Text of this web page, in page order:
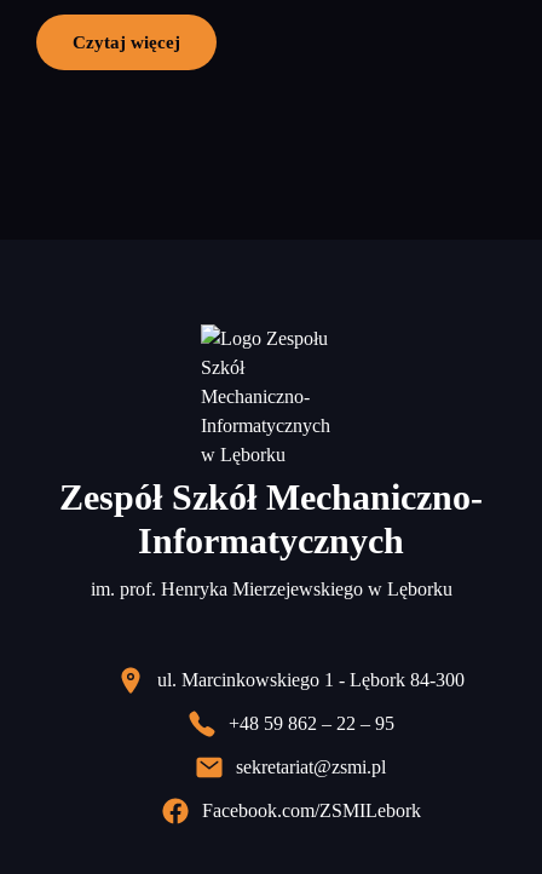
Czytaj więcej
Zespół Szkół Mechaniczno-
Informatycznych
im. prof. Henryka Mierzejewskiego w Lęborku
ul. Marcinkowskiego 1 - Lębork 84-300
+48 59 862 – 22 – 95
sekretariat@zsmi.pl
Facebook.com/ZSMILebork